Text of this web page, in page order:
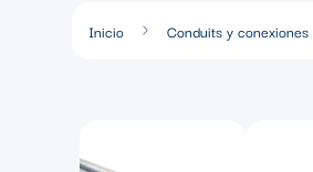
Inicio Conduits y conexiones